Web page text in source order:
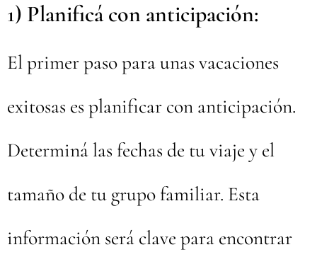
1) Planificá con anticipación:
El primer paso para unas vacaciones
exitosas es planificar con anticipación.
Determiná las fechas de tu viaje y el
tamaño de tu grupo familiar. Esta
información será clave para encontrar